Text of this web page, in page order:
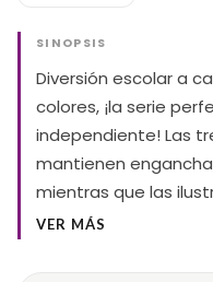
SINOPSIS
Diversión escolar a
colores, ¡la serie
independiente! Las
mantienen
mientras que las
VER MÁS